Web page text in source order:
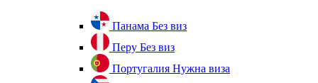
Панама Без виз
Перу Без виз
Португалия Нужна виза